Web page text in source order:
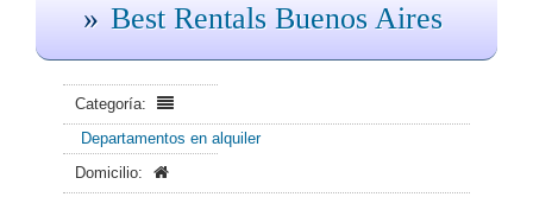
Best Rentals Buenos Aires
Categoría:
Departamentos en alquiler
Domicilio: